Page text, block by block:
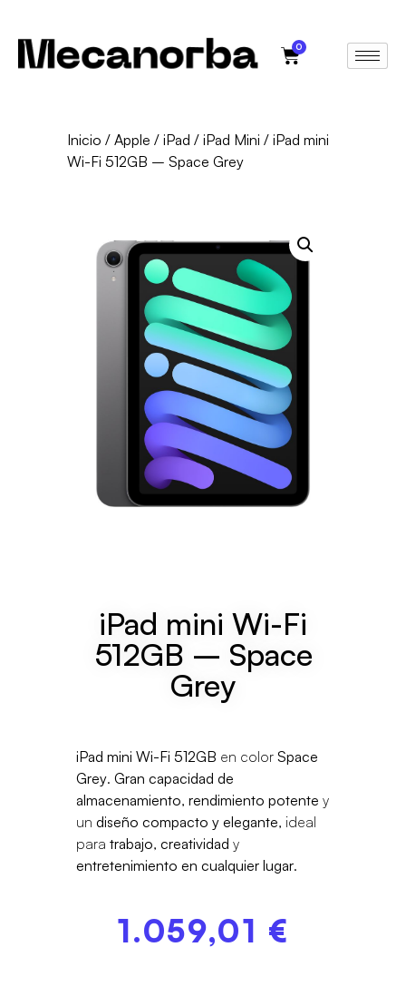
0
Inicio /Apple /iPad /iPad Mini / iPad mini
Wi-Fi 512GB – Space Grey
iPad mini Wi-Fi
512GB – Space
Grey
iPad mini Wi-Fi 512GB en color Space
Grey. Gran capacidad de
almacenamiento, rendimiento potente y
un diseño compacto y elegante, ideal
para trabajo, creatividad y
entretenimiento en cualquier lugar.
1.059,01 €